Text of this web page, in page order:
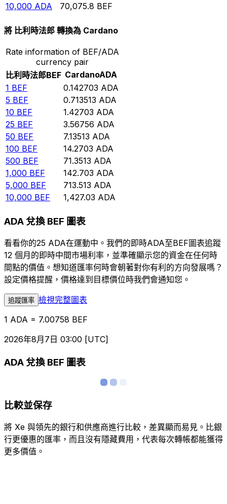
10,000 ADA 70,075.8 BEF
將 比利時法郎 轉換為 Cardano
Rate information of BEF/ADA
currency pair
比利時法郎BEF CardanoADA
1 BEF 0.142703 ADA
5 BEF 0.713513 ADA
10 BEF 1.42703 ADA
25 BEF 3.56756 ADA
50 BEF 7.13513 ADA
100 BEF 14.2703 ADA
500 BEF 71.3513 ADA
1,000 BEF 142.703 ADA
5,000 BEF 713.513 ADA
10,000 BEF 1,427.03 ADA
ADA 兌換 BEF 圖表
看看你的25 ADA在運動中。我們的即時ADA至BEF圖表追蹤
12 個月的即時中間市場利率，並準確顯示您的資金在任何時
間點的價值。想知道匯率何時會朝著對你有利的方向發展嗎？
設定價格提醒，價格達到目標價位時我們會通知您。
追蹤匯率 檢視完整圖表
1 ADA = 7.00758 BEF
2026年8月7日 03:00 [UTC]
ADA 兌換 BEF 圖表
比較並保存
將 Xe 與領先的銀行和供應商進行比較，差異顯而易見。比銀
行更優惠的匯率，而且沒有隱藏費用，代表每次轉帳都能獲得
更多價值。